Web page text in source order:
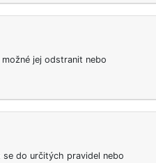
jej odstranit nebo
do určitých pravidel nebo